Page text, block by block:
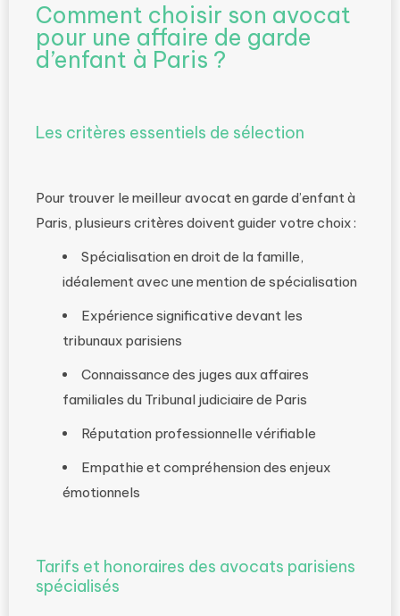
Comment choisir son avocat
pour une affaire de garde
d’enfant à Paris ?
Les critères essentiels de sélection
Pour trouver le meilleur avocat en garde d’enfant à
Paris, plusieurs critères doivent guider votre choix :
Spécialisation en droit de la famille,
idéalement avec une mention de spécialisation
Expérience significative devant les
tribunaux parisiens
Connaissance des juges aux affaires
familiales du Tribunal judiciaire de Paris
Réputation professionnelle vérifiable
Empathie et compréhension des enjeux
émotionnels
Tarifs et honoraires des avocats parisiens
spécialisés